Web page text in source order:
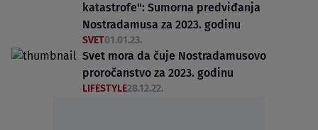
katastrofe": Sumorna predviđanja
Nostradamusa za 2023. godinu
SVET01.01.23.
Svet mora da čuje Nostradamusovo
proročanstvo za 2023. godinu
LIFESTYLE28.12.22.